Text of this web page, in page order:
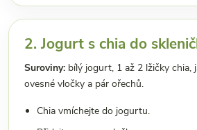
2. Jogurt s chia do
Suroviny: bílý jogurt, 1 až 2 lžičky chia,
ovesné vločky a pár ořechů.
Chia vmíchejte do jogurtu.